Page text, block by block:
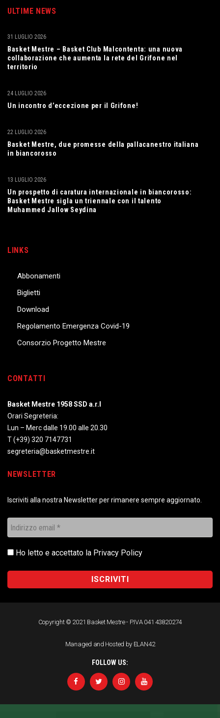
ULTIME NEWS
Basket Mestre – Basket Club Malcontenta: una nuova
collaborazione che aumenta la rete del Grifone nel
territorio
31 LUGLIO 2026
Un incontro d’eccezione per il Grifone!
24 LUGLIO 2026
Basket Mestre, due promesse della pallacanestro italiana
in biancorosso
22 LUGLIO 2026
Un prospetto di caratura internazionale in biancorosso:
Basket Mestre sigla un triennale con il talento
Muhammed Jallow Seydina
13 LUGLIO 2026
LINKS
Abbonamenti
Biglietti
Download
Regolamento Emergenza Covid-19
Consorzio Progetto Mestre
CONTATTI
Basket Mestre 1958 SSD a.r.l
Orari Segreteria:
Lun – Merc dalle 19.00 alle 20.30
T(+39) 320 7147731
segreteria@basketmestre.it
NEWSLETTER
Iscriviti alla nostra Newsletter per rimanere sempre aggiornato.
Ho letto e accettato la Privacy Policy
Copyright © 2021 Basket Mestre - P.IVA 041 43820274
Managed and Hosted by ELAN42
FOLLOW US: